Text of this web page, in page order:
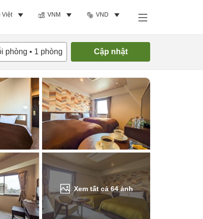
Việt VNM VND
phòng • 1 phòng Cập nhật
Xem tất cả64ảnh
Tìm phòng trống